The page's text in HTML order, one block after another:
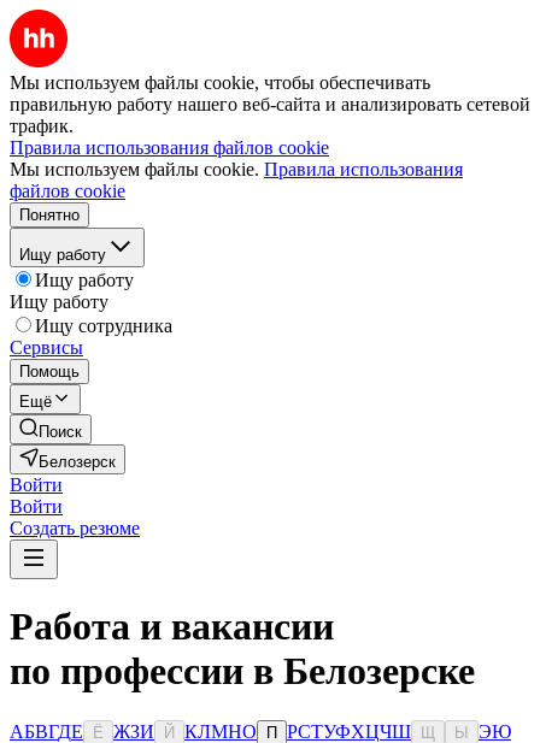
Мы используем файлы cookie, чтобы обеспечивать
правильную работу нашего веб-сайта и анализировать сетевой
трафик.
Правила использования файлов cookie
Мы используем файлы cookie. Правила использования
файлов cookie
Понятно
Ищу работу
Ищу работу
Ищу работу
Ищу сотрудника
Сервисы
Помощь
Ещё
Поиск
Белозерск
Войти
Войти
Создать резюме
Работа и вакансии
по профессии в Белозерске
АБВГДЕ Ё ЖЗИ Й КЛМНО П РСТУФХЦЧШ Ы ЭЮ